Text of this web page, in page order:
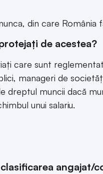
din care România
de acestea?
care sunt
manageri de
dreptul muncii dacă
unui salariu.
angajat/